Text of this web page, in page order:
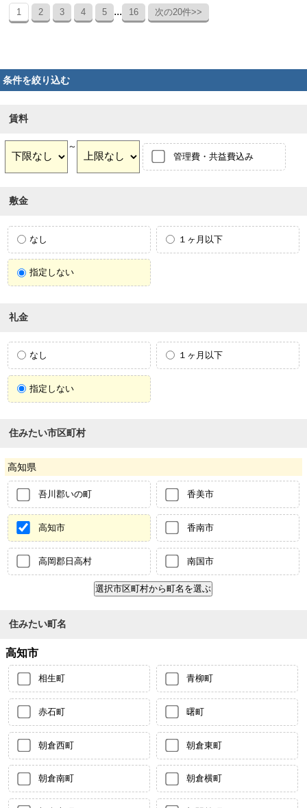
1 2 3 4 5 ... 16 次の20件>>
条件を絞り込む
賃料
～
管理費・共益費込み
敷金
なし １ヶ月以下
指定しない
礼金
なし １ヶ月以下
指定しない
住みたい市区町村
高知県
吾川郡いの町 香美市
高知市 香南市
高岡郡日高村 南国市
住みたい町名
高知市
相生町 青柳町
赤石町 曙町
朝倉西町 朝倉東町
朝倉南町 朝倉横町